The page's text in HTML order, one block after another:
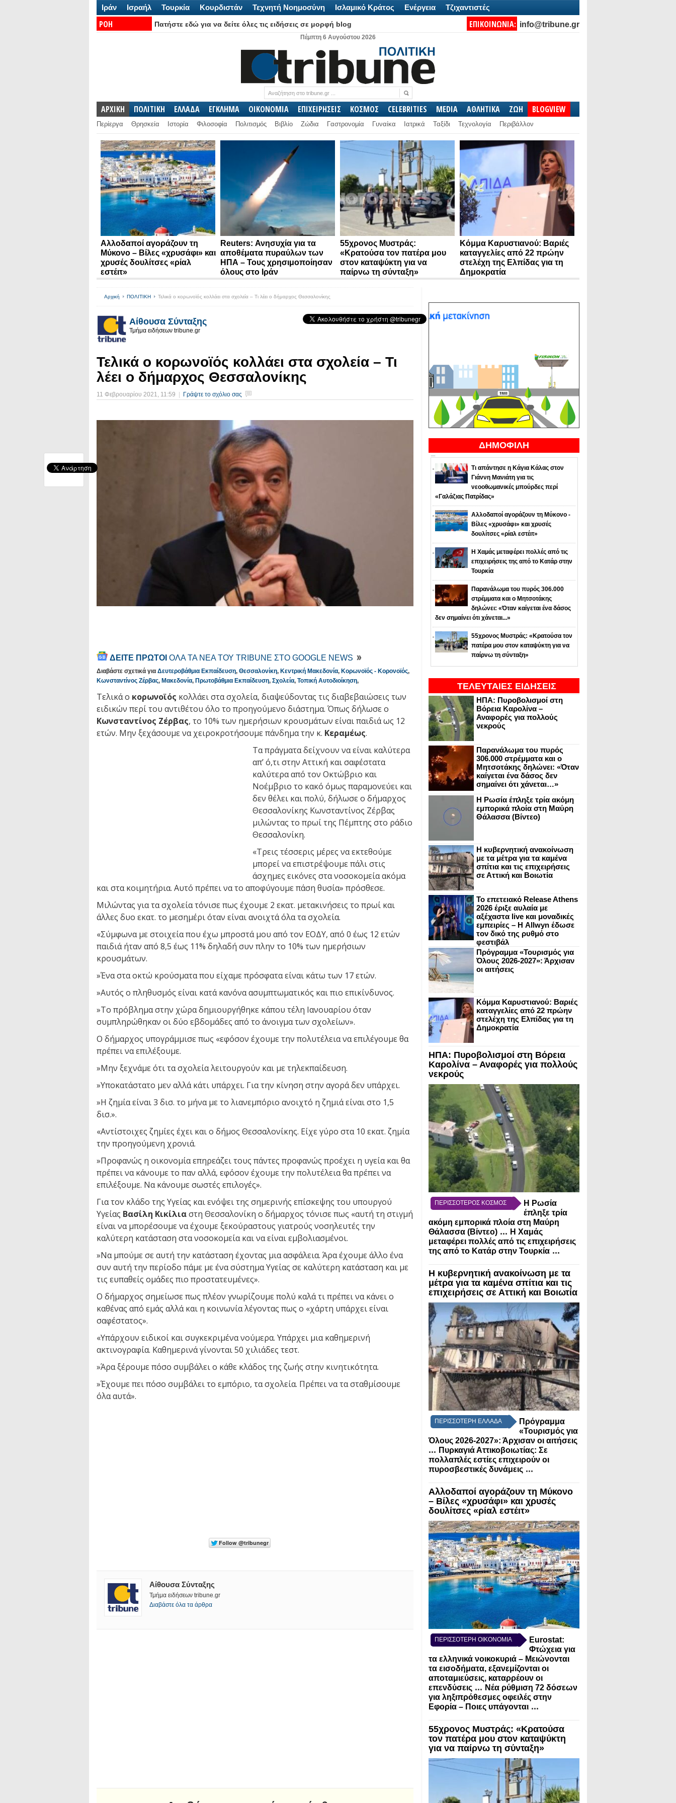
Ιράν Ισραήλ Τουρκία Κουρδιστάν Τεχνητή Νοημοσύνη Ισλαμικό Κράτος Ενέργεια Τζιχαντιστές
ΡΟΗ
Πατήστε εδώ για να δείτε όλες τις ειδήσεις σε μορφή blog ΕΠΙΚΟΙΝΩΝΙΑ: info@tribune.gr
Πέμπτη 6 Αυγούστου 2026
ΑΡΧΙΚΗ ΠΟΛΙΤΙΚΗ ΕΛΛΑΔΑ ΕΓΚΛΗΜΑ ΟΙΚΟΝΟΜΙΑ ΕΠΙΧΕΙΡΗΣΕΙΣ ΚΟΣΜΟΣ CELEBRITIES MEDIA ΑΘΛΗΤΙΚΑ ΖΩΗ BLOGVIEW
Περίεργα Θρησκεία Ιστορία Φιλοσοφία Πολιτισμός Βιβλίο Ζώδια Γαστρονομία Γυναίκα Ιατρικά Ταξίδι Τεχνολογία Περιβάλλον
Αλλοδαποί αγοράζουν τη
Μύκονο – Βίλες «χρυσάφι» και
χρυσές δουλίτσες «ρίαλ
εστέιτ»
Reuters: Ανησυχία για τα
αποθέματα πυραύλων των
ΗΠΑ – Τους χρησιμοποίησαν
όλους στο Ιράν
55χρονος Μυστράς:
«Κρατούσα τον πατέρα μου
στον καταψύκτη για να
παίρνω τη σύνταξη»
Κόμμα Καρυστιανού: Βαριές
καταγγελίες από 22 πρώην
στελέχη της Ελπίδας για τη
Δημοκρατία
ΔΗΜΟΦΙΛΗ
Τι απάντησε η Κάγια Κάλας στον
Γιάννη Μανιάτη για τις
νεοοθωμανικές μπούρδες περί
«Γαλάζιας Πατρίδας»
Αλλοδαποί αγοράζουν τη Μύκονο -
Βίλες «χρυσάφι» και χρυσές
δουλίτσες «ρίαλ εστέιτ»
Η Χαμάς μεταφέρει πολλές από τις
επιχειρήσεις της από το Κατάρ στην
Τουρκία
Παρανάλωμα του πυρός 306.000
στρέμματα και ο Μητσοτάκης
δηλώνει: «Όταν καίγεται ένα δάσος
δεν σημαίνει ότι χάνεται...»
55χρονος Μυστράς: «Κρατούσα τον
πατέρα μου στον καταψύκτη για να
παίρνω τη σύνταξη»
ΤΕΛΕΥΤΑΙΕΣ ΕΙΔΗΣΕΙΣ
ΗΠΑ: Πυροβολισμοί στη
Βόρεια Καρολίνα –
Αναφορές για πολλούς
νεκρούς
Παρανάλωμα του πυρός
306.000 στρέμματα και ο
Μητσοτάκης δηλώνει: «Όταν
καίγεται ένα δάσος δεν
σημαίνει ότι χάνεται…»
Η Ρωσία έπληξε τρία ακόμη
εμπορικά πλοία στη Μαύρη
Θάλασσα (Βίντεο)
Η κυβερνητική ανακοίνωση
με τα μέτρα για τα καμένα
σπίτια και τις επιχειρήσεις
σε Αττική και Βοιωτία
Το επετειακό Release Athens
2026 έριξε αυλαία με
αξέχαστα live και μοναδικές
εμπειρίες – Η Allwyn έδωσε
τον δικό της ρυθμό στο
φεστιβάλ
Πρόγραμμα «Τουρισμός για
Όλους 2026-2027»: Άρχισαν
οι αιτήσεις
Κόμμα Καρυστιανού: Βαριές
καταγγελίες από 22 πρώην
στελέχη της Ελπίδας για τη
Δημοκρατία
ΗΠΑ: Πυροβολισμοί στη Βόρεια
Καρολίνα – Αναφορές για πολλούς
νεκρούς
ΠΕΡΙΣΣΟΤΕΡΟΣ ΚΟΣΜΟΣ
Η Ρωσία
έπληξε τρία
ακόμη εμπορικά πλοία στη Μαύρη
Θάλασσα (Βίντεο) ... Η Χαμάς
μεταφέρει πολλές από τις επιχειρήσεις
της από το Κατάρ στην Τουρκία ...
Η κυβερνητική ανακοίνωση με τα
μέτρα για τα καμένα σπίτια και τις
επιχειρήσεις σε Αττική και Βοιωτία
ΠΕΡΙΣΣΟΤΕΡΗ ΕΛΛΑΔΑ
Πρόγραμμα
«Τουρισμός για
Όλους 2026-2027»: Άρχισαν οι αιτήσεις
... Πυρκαγιά Αττικοβοιωτίας: Σε
πολλαπλές εστίες επιχειρούν οι
πυροσβεστικές δυνάμεις ...
Αλλοδαποί αγοράζουν τη Μύκονο
– Βίλες «χρυσάφι» και χρυσές
δουλίτσες «ρίαλ εστέιτ»
ΠΕΡΙΣΣΟΤΕΡΗ ΟΙΚΟΝΟΜΙΑ
Eurostat:
Φτώχεια για
τα ελληνικά νοικοκυριά – Μειώνονται
τα εισοδήματα, εξανεμίζονται οι
αποταμιεύσεις, καταρρέουν οι
επενδύσεις ... Νέα ρύθμιση 72 δόσεων
για ληξιπρόθεσμες οφειλές στην
Εφορία – Ποιες υπάγονται ...
55χρονος Μυστράς: «Κρατούσα
τον πατέρα μου στον καταψύκτη
για να παίρνω τη σύνταξη»
Αρχική ΠΟΛΙΤΙΚΗ Τελικά ο κορωνοϊός κολλάει στα σχολεία – Τι λέει ο δήμαρχος Θεσσαλονίκης
Αίθουσα Σύνταξης
Τμήμα ειδήσεων tribune.gr
Τελικά ο κορωνοϊός κολλάει στα σχολεία – Τι
λέει ο δήμαρχος Θεσσαλονίκης
11 Φεβρουαρίου 2021, 11:59 Γράψτε το σχόλιο σας
ΔΕΙΤΕ ΠΡΩΤΟΙ ΟΛΑ ΤΑ ΝΕΑ ΤΟΥ TRIBUNE ΣΤΟ GOOGLE NEWS
Διαβάστε σχετικά για Δευτεροβάθμια Εκπαίδευση, Θεσσαλονίκη, Κεντρική Μακεδονία, Κορωνοϊός - Κορονοϊός,
Κωνσταντίνος Ζέρβας, Μακεδονία, Πρωτοβάθμια Εκπαίδευση, Σχολεία, Τοπική Αυτοδιοίκηση,
Τελικά ο κορωνοϊός κολλάει στα σχολεία, διαψεύδοντας τις διαβεβαιώσεις των
ειδικών περί του αντιθέτου όλο το προηγούμενο διάστημα. Όπως δήλωσε ο
Κωνσταντίνος Ζέρβας, το 10% των ημερήσιων κρουσμάτων είναι παιδιά ως 12
ετών. Μην ξεχάσουμε να χειροκροτήσουμε πάνδημα την κ. Κεραμέως.
Τα πράγματα δείχνουν να είναι καλύτερα
απ’ ό,τι στην Αττική και σαφέστατα
καλύτερα από τον Οκτώβριο και
Νοέμβριο το κακό όμως παραμονεύει και
δεν θέλει και πολύ, δήλωσε ο δήμαρχος
Θεσσαλονίκης Κωνσταντίνος Ζέρβας
μιλώντας το πρωί της Πέμπτης στο ράδιο
Θεσσαλονίκη.
«Τρεις τέσσερις μέρες να εκτεθούμε
μπορεί να επιστρέψουμε πάλι στις
άσχημες εικόνες στα νοσοκομεία ακόμα
και στα κοιμητήρια. Αυτό πρέπει να το αποφύγουμε πάση θυσία» πρόσθεσε.
Μιλώντας για τα σχολεία τόνισε πως έχουμε 2 εκατ. μετακινήσεις το πρωί και
άλλες δυο εκατ. το μεσημέρι όταν είναι ανοιχτά όλα τα σχολεία.
«Σύμφωνα με στοιχεία που έχω μπροστά μου από τον ΕΟΔΥ, από 0 έως 12 ετών
παιδιά ήταν από 8,5 έως 11% δηλαδή συν πλην το 10% των ημερήσιων
κρουσμάτων.
»Ένα στα οκτώ κρούσματα που είχαμε πρόσφατα είναι κάτω των 17 ετών.
»Αυτός ο πληθυσμός είναι κατά κανόνα ασυμπτωματικός και πιο επικίνδυνος.
»Το πρόβλημα στην χώρα δημιουργήθηκε κάπου τέλη Ιανουαρίου όταν
συμπληρώθηκαν οι δύο εβδομάδες από το άνοιγμα των σχολείων».
Ο δήμαρχος υπογράμμισε πως «εφόσον έχουμε την πολυτέλεια να επιλέγουμε θα
πρέπει να επιλέξουμε.
»Μην ξεχνάμε ότι τα σχολεία λειτουργούν και με τηλεκπαίδευση.
»Υποκατάστατο μεν αλλά κάτι υπάρχει. Για την κίνηση στην αγορά δεν υπάρχει.
»Η ζημία είναι 3 δισ. το μήνα με το λιανεμπόριο ανοιχτό η ζημιά είναι στο 1,5
δισ.».
«Αντίστοιχες ζημίες έχει και ο δήμος Θεσσαλονίκης. Είχε γύρο στα 10 εκατ. ζημία
την προηγούμενη χρονιά.
»Προφανώς η οικονομία επηρεάζει τους πάντες προφανώς προέχει η υγεία και θα
πρέπει να κάνουμε το παν αλλά, εφόσον έχουμε την πολυτέλεια θα πρέπει να
επιλέξουμε. Να κάνουμε σωστές επιλογές».
Για τον κλάδο της Υγείας και ενόψει της σημερινής επίσκεψης του υπουργού
Υγείας Βασίλη Κικίλιαστη Θεσσαλονίκη ο δήμαρχος τόνισε πως «αυτή τη στιγμή
είναι να μπορέσουμε να έχουμε ξεκούραστους γιατρούς νοσηλευτές την
καλύτερη κατάσταση στα νοσοκομεία και να είναι εμβολιασμένοι.
»Να μπούμε σε αυτή την κατάσταση έχοντας μια ασφάλεια. Άρα έχουμε άλλο ένα
συν αυτή την περίοδο πάμε με ένα σύστημα Υγείας σε καλύτερη κατάσταση και με
τις ευπαθείς ομάδες πιο προστατευμένες».
Ο δήμαρχος σημείωσε πως πλέον γνωρίζουμε πολύ καλά τι πρέπει να κάνει ο
καθένας από εμάς αλλά και η κοινωνία λέγοντας πως ο «χάρτη υπάρχει είναι
σαφέστατος».
«Υπάρχουν ειδικοί και συγκεκριμένα νούμερα. Υπάρχει μια καθημερινή
ακτινογραφία. Καθημερινά γίνονται 50 χιλιάδες τεστ.
»Άρα ξέρουμε πόσο συμβάλει ο κάθε κλάδος της ζωής στην κινητικότητα.
»Έχουμε πει πόσο συμβάλει το εμπόριο, τα σχολεία. Πρέπει να τα σταθμίσουμε
όλα αυτά».
Αίθουσα Σύνταξης
Τμήμα ειδήσεων tribune.gr
Διαβάστε όλα τα άρθρα